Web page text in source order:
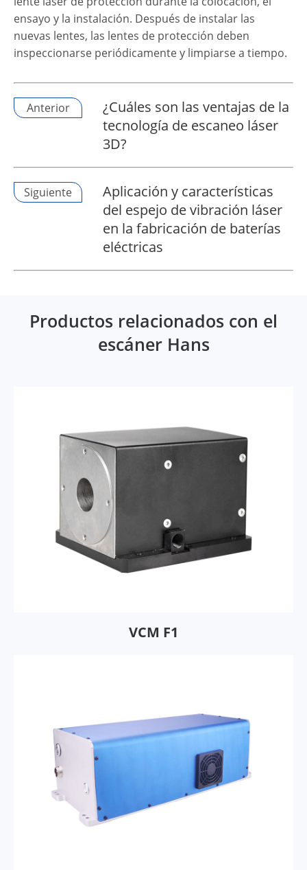
ensayo y la instalación. Después de instalar las
nuevas lentes, las lentes de protección deben
inspeccionarse periódicamente y limpiarse a tiempo.
Anterior
¿Cuáles son las ventajas de la
tecnología de escaneo láser
3D?
Siguiente
Aplicación y características
del espejo de vibración láser
en la fabricación de baterías
eléctricas
Productos relacionados con el
escáner Hans
VCM F1